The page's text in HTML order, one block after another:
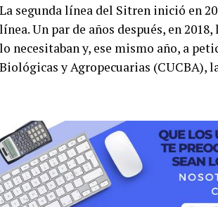
La segunda línea del Sitren inició en
línea. Un par de años después, en
lo necesitaban y, ese mismo año, a
Biológicas y Agropecuarias (CUCBA),